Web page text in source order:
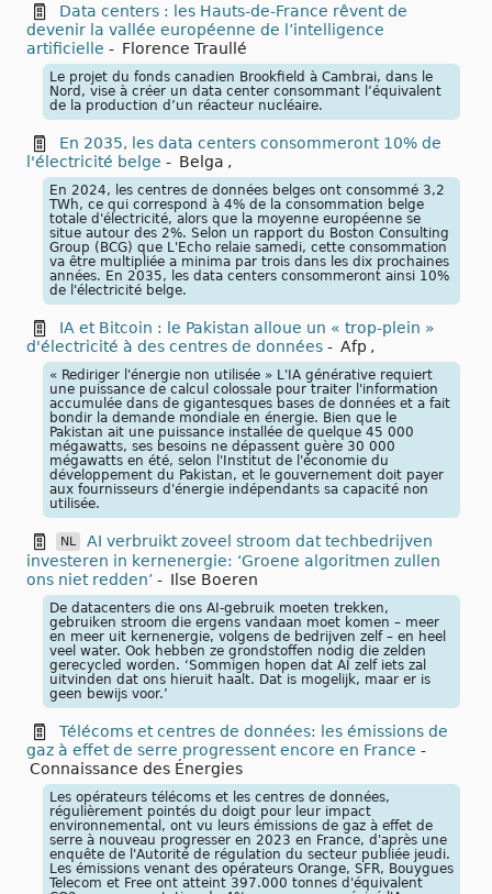
Data centers : les Hauts-de-France rêvent de
devenir la vallée européenne de l’intelligence
artificielle - Florence Traullé
Le projet du fonds canadien Brookfield à Cambrai, dans le
Nord, vise à créer un data center consommant l’équivalent
de la production d’un réacteur nucléaire.
En 2035, les data centers consommeront 10% de
l'électricité belge - Belga ,
En 2024, les centres de données belges ont consommé 3,2
TWh, ce qui correspond à 4% de la consommation belge
totale d'électricité, alors que la moyenne européenne se
situe autour des 2%. Selon un rapport du Boston Consulting
Group (BCG) que L'Echo relaie samedi, cette consommation
va être multipliée a minima par trois dans les dix prochaines
années. En 2035, les data centers consommeront ainsi 10%
de l'électricité belge.
IA et Bitcoin : le Pakistan alloue un « trop-plein »
d'électricité à des centres de données - Afp ,
« Rediriger l'énergie non utilisée » L'IA générative requiert
une puissance de calcul colossale pour traiter l'information
accumulée dans de gigantesques bases de données et a fait
bondir la demande mondiale en énergie. Bien que le
Pakistan ait une puissance installée de quelque 45 000
mégawatts, ses besoins ne dépassent guère 30 000
mégawatts en été, selon l'Institut de l'économie du
développement du Pakistan, et le gouvernement doit payer
aux fournisseurs d'énergie indépendants sa capacité non
utilisée.
NL
AI verbruikt zoveel stroom dat techbedrijven
investeren in kernenergie: ‘Groene algoritmen zullen
ons niet redden’ - Ilse Boeren
De datacenters die ons AI-gebruik moeten trekken,
gebruiken stroom die ergens vandaan moet komen – meer
en meer uit kernenergie, volgens de bedrijven zelf – en heel
veel water. Ook hebben ze grondstoffen nodig die zelden
gerecycled worden. ‘Sommigen hopen dat AI zelf iets zal
uitvinden dat ons hieruit haalt. Dat is mogelijk, maar er is
geen bewijs voor.’
Télécoms et centres de données: les émissions de
gaz à effet de serre progressent encore en France -
Connaissance des Énergies
Les opérateurs télécoms et les centres de données,
régulièrement pointés du doigt pour leur impact
environnemental, ont vu leurs émissions de gaz à effet de
serre à nouveau progresser en 2023 en France, d'après une
enquête de l'Autorité de régulation du secteur publiée jeudi.
Les émissions venant des opérateurs Orange, SFR, Bouygues
Telecom et Free ont atteint 397.000 tonnes d'équivalent